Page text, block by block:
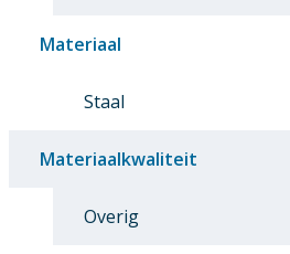
Materiaal
Staal
Materiaalkwaliteit
Overig